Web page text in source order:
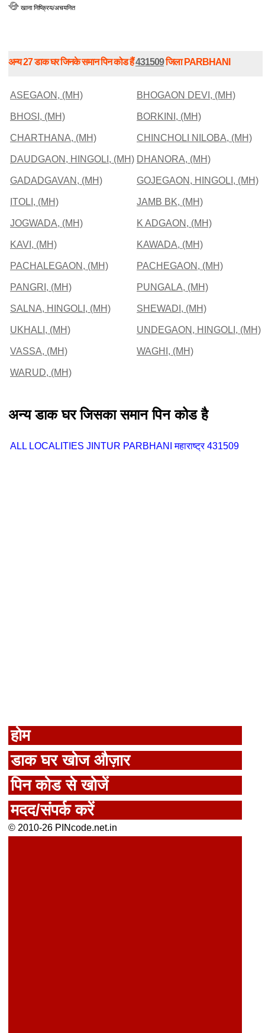
खाना निष्क्रिय/अचयनित
अन्य 27 डाक घर जिनके समान पिन कोड हैं431509जिला PARBHANI
ASEGAON, (MH) BHOGAON DEVI, (MH)
BHOSI, (MH) BORKINI, (MH)
CHARTHANA, (MH) CHINCHOLI NILOBA, (MH)
DAUDGAON, HINGOLI, (MH) DHANORA, (MH)
GADADGAVAN, (MH) GOJEGAON, HINGOLI, (MH)
ITOLI, (MH) JAMB BK, (MH)
JOGWADA, (MH) K ADGAON, (MH)
KAVI, (MH) KAWADA, (MH)
PACHALEGAON, (MH) PACHEGAON, (MH)
PANGRI, (MH) PUNGALA, (MH)
SALNA, HINGOLI, (MH) SHEWADI, (MH)
UKHALI, (MH) UNDEGAON, HINGOLI, (MH)
VASSA, (MH) WAGHI, (MH)
WARUD, (MH)
अन्य डाक घर जिसका समान पिन कोड है
ALL LOCALITIES JINTUR PARBHANI महाराष्ट्र 431509
होम
डाक घर खोज औज़ार
पिन कोड से खोजें
मदद/संपर्क करें
© 2010-26 PINcode.net.in